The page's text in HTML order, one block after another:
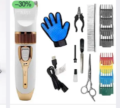
–30%